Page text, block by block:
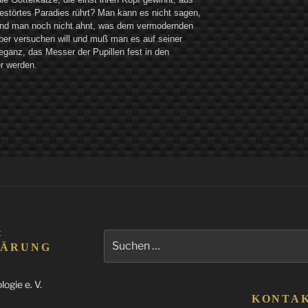
Paradies rührt? Man kann es nicht sagen,
man noch nicht ahnt, was dem vermodernden
versuchen will und muß man es auf seiner
das Messer der Pupillen fest in den
werden.
e. V.
nach: